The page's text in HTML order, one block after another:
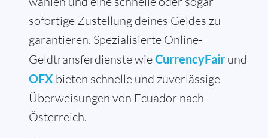
sofortige Zustellung deines Geldes zu
garantieren. Spezialisierte Online-
Geldtransferdienste wieCurrencyFair und
OFX bieten schnelle und zuverlässige
Überweisungen von Ecuador nach
Österreich.